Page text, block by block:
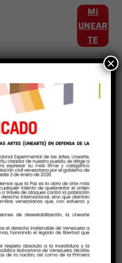
Mi
UNEAR
TE
×